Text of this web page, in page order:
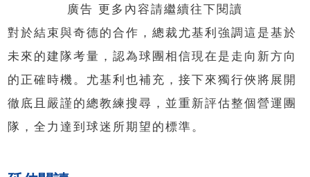
廣告 更多內容請繼續往下閱讀
對於結束與奇德的合作，總裁尤基利強調這是基於
未來的建隊考量，認為球團相信現在是走向新方向
的正確時機。尤基利也補充，接下來獨行俠將展開
徹底且嚴謹的總教練搜尋，並重新評估整個營運團
隊，全力達到球迷所期望的標準。